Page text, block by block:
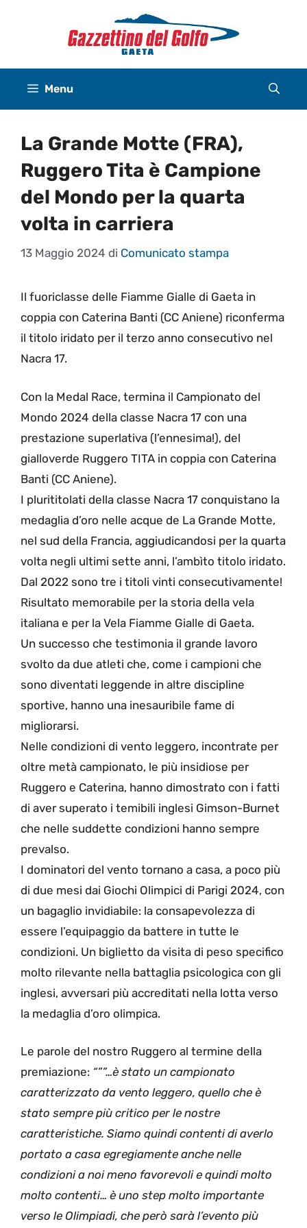
Menu
La Grande Motte (FRA),
Ruggero Tita è Campione
del Mondo per la quarta
volta in carriera
13 Maggio 2024 di Comunicato stampa
Il fuoriclasse delle Fiamme Gialle di Gaeta in
coppia con Caterina Banti (CC Aniene) riconferma
il titolo iridato per il terzo anno consecutivo nel
Nacra 17.
Con la Medal Race, termina il Campionato del
Mondo 2024 della classe Nacra 17 con una
prestazione superlativa (l’ennesima!), del
gialloverde Ruggero TITA in coppia con Caterina
Banti (CC Aniene).
I plurititolati della classe Nacra 17 conquistano la
medaglia d’oro nelle acque de La Grande Motte,
nel sud della Francia, aggiudicandosi per la quarta
volta negli ultimi sette anni, l’ambìto titolo iridato.
Dal 2022 sono tre i titoli vinti consecutivamente!
Risultato memorabile per la storia della vela
italiana e per la Vela Fiamme Gialle di Gaeta.
Un successo che testimonia il grande lavoro
svolto da due atleti che, come i campioni che
sono diventati leggende in altre discipline
sportive, hanno una inesauribile fame di
migliorarsi.
Nelle condizioni di vento leggero, incontrate per
oltre metà campionato, le più insidiose per
Ruggero e Caterina, hanno dimostrato con i fatti
di aver superato i temibili inglesi Gimson-Burnet
che nelle suddette condizioni hanno sempre
prevalso.
I dominatori del vento tornano a casa, a poco più
di due mesi dai Giochi Olimpici di Parigi 2024, con
un bagaglio invidiabile: la consapevolezza di
essere l’equipaggio da battere in tutte le
condizioni. Un biglietto da visita di peso specifico
molto rilevante nella battaglia psicologica con gli
inglesi, avversari più accreditati nella lotta verso
la medaglia d’oro olimpica.
Le parole del nostro Ruggero al termine della
premiazione: “””…è stato un campionato
caratterizzato da vento leggero, quello che è
stato sempre più critico per le nostre
caratteristiche. Siamo quindi contenti di averlo
portato a casa egregiamente anche nelle
condizioni a noi meno favorevoli e quindi molto
molto contenti… è uno step molto importante
verso le Olimpiadi, che però sarà l’evento più